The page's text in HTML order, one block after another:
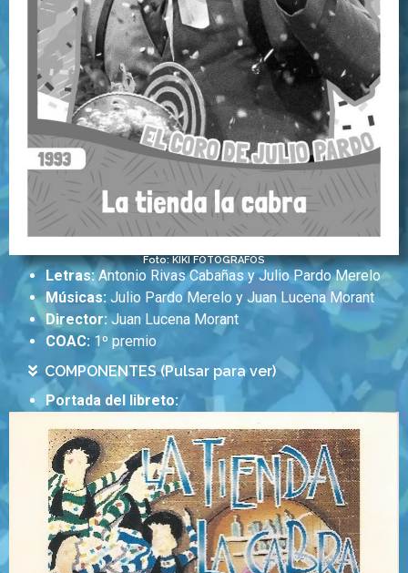
Foto: KIKI FOTÓGRAFOS
Letras:Antonio Rivas Cabañas y Julio Pardo Merelo
Músicas: Julio Pardo Merelo y Juan Lucena Morant
Director: Juan Lucena Morant
COAC: 1º premio
COMPONENTES (Pulsar para ver)
Portada del libreto: